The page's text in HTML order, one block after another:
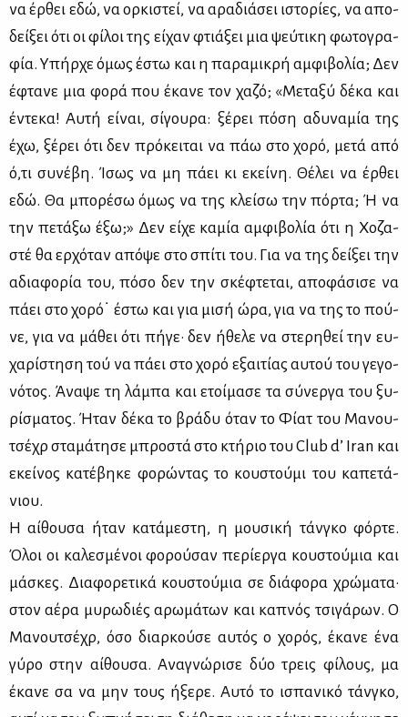
να έρ­θει εδώ, να ορ­κι­στεί, να αρα­διά­σει ιστο­ρί­ες, να απο­
δεί­ξει ότι οι φί­λοι της εί­χαν φτιά­ξει μια ψεύ­τι­κη φω­το­γρα­
φία. Υπήρ­χε όμως έστω και η πα­ρα­μι­κρή αμ­φι­βο­λία; Δεν
έφτα­νε μια φο­ρά που έκα­νε τον χα­ζό; «Με­τα­ξύ δέ­κα και
έντε­κα! Αυ­τή εί­ναι, σί­γου­ρα: ξέ­ρει πό­ση αδυ­να­μία της
έχω, ξέ­ρει ότι δεν πρό­κει­ται να πάω στο χο­ρό, με­τά από
ό,τι συ­νέ­βη. Ίσως να μη πά­ει κι εκεί­νη. Θέ­λει να έρ­θει
εδώ. Θα μπο­ρέ­σω όμως να της κλεί­σω την πόρ­τα; Ή να
την πε­τά­ξω έξω;» Δεν εί­χε κα­μία αμ­φι­βο­λία ότι η Χο­ζα­
στέ θα ερ­χό­ταν από­ψε στο σπί­τι του. Για να της δεί­ξει την
αδια­φο­ρία του, πό­σο δεν την σκέ­φτε­ται, απο­φά­σι­σε να
πά­ει στο χο­ρό˙ έστω και για μι­σή ώρα, για να της το πού­
νε, για να μά­θει ότι πή­γε· δεν ήθε­λε να στε­ρη­θεί την ευ­
χα­ρί­στη­ση τού να πά­ει στο χο­ρό εξαι­τί­ας αυ­τού του γε­γο­
νό­τος. Άνα­ψε τη λά­μπα και ετοί­μα­σε τα σύ­νερ­γα του ξυ­
ρί­σμα­τος. Ήταν δέ­κα το βρά­δυ όταν το Φί­ατ του Μα­νου­
τσέ­χρ στα­μά­τη­σε μπρο­στά στο κτή­ριο του Club d’ Iran και
εκεί­νος κα­τέ­βη­κε φο­ρώ­ντας το κου­στού­μι του κα­πε­τά­
νιου.
Η αί­θου­σα ήταν κα­τά­με­στη, η μου­σι­κή τάν­γκο φόρ­τε.
Όλοι οι κα­λε­σμέ­νοι φο­ρού­σαν πε­ρί­ερ­γα κου­στού­μια και
μά­σκες. Δια­φο­ρε­τι­κά κου­στού­μια σε διά­φο­ρα χρώ­μα­τα·
στον αέ­ρα μυ­ρω­διές αρω­μά­των και κα­πνός τσι­γά­ρων. Ο
Μα­νου­τσέ­χρ, όσο διαρ­κού­σε αυ­τός ο χο­ρός, έκα­νε ένα
γύ­ρο στην αί­θου­σα. Ανα­γνώ­ρι­σε δύο τρεις φί­λους, μα
έκα­νε σα να μην τους ήξε­ρε. Αυ­τό το ισπα­νι­κό τάν­γκο,